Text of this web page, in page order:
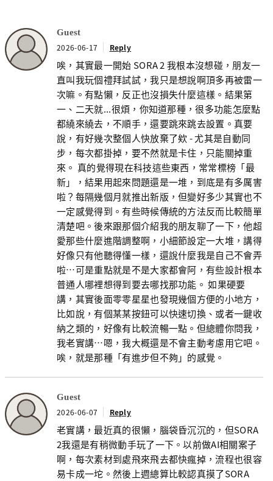
Guest
2026-06-17 Reply
唉，其實最一開始 SORA 2 我根本沒想碰，朋友一
直叫我玩個禮拜試試，我只是想說啊頂多再被雷一
次嘛。有點懶，反正也沒損失什麼這樣。結果第
一、二天就...很煩，你知道那種，很多功能怎麼點
都繞來繞去，不順手，還要跳來跳去設置。真要
說，有好幾次整個人快放棄了欸 - 尤其是自動同
步，每次都掛掉，要不然就是卡住，只能關掉重
來。 真的覺得現在科技這些東西，常常標榜「最
新」，結果用起來問題還是一堆，到底是有多厲害
啦？每隔幾個月就推出新版，但變好多少其實也不
一定感覺得到。有些時候傳統的方法反而比較簡單
清楚吧。後來跟那個介紹我的朋友聊了一下，他超
愛那些什麼進階調整啊，小細節設定一大堆，講得
好像只有他聽得懂一樣，還說什麼我是自己不會弄
啦…可是重點就是不是大家都會阿，有些設計根本
普通人哪裡想得到要去哪找那功能。 如果硬要
講，其實後面零零星星也發現幾個方便的小地方，
比如說，有個某某按鈕可以快速切換、或者一鍵收
納之類的，好像有比較流暢一點。但總體你問我，
我老實講…嗯，我大概還是不會主動考慮用它吧。
唉，就是那種「有進步但不夠」的感覺。
Guest
2026-06-07 Reply
老實講，最近真的很懶，腦袋昏沉沉的，但SORA
2我還是有稍微動手玩了一下。以前做AI相關案子
啊，每次素材到處飛來飛去都快瘋掉，流程也很容
易卡成一坨。然後上週總算比較認真摸了SORA